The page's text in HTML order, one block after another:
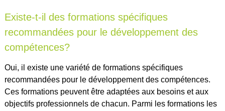
Existe-t-il des formations spécifiques
recommandées pour le développement des
compétences?
Oui, il existe une variété de formations spécifiques
recommandées pour le développement des compétences.
Ces formations peuvent être adaptées aux besoins et aux
objectifs professionnels de chacun. Parmi les formations les